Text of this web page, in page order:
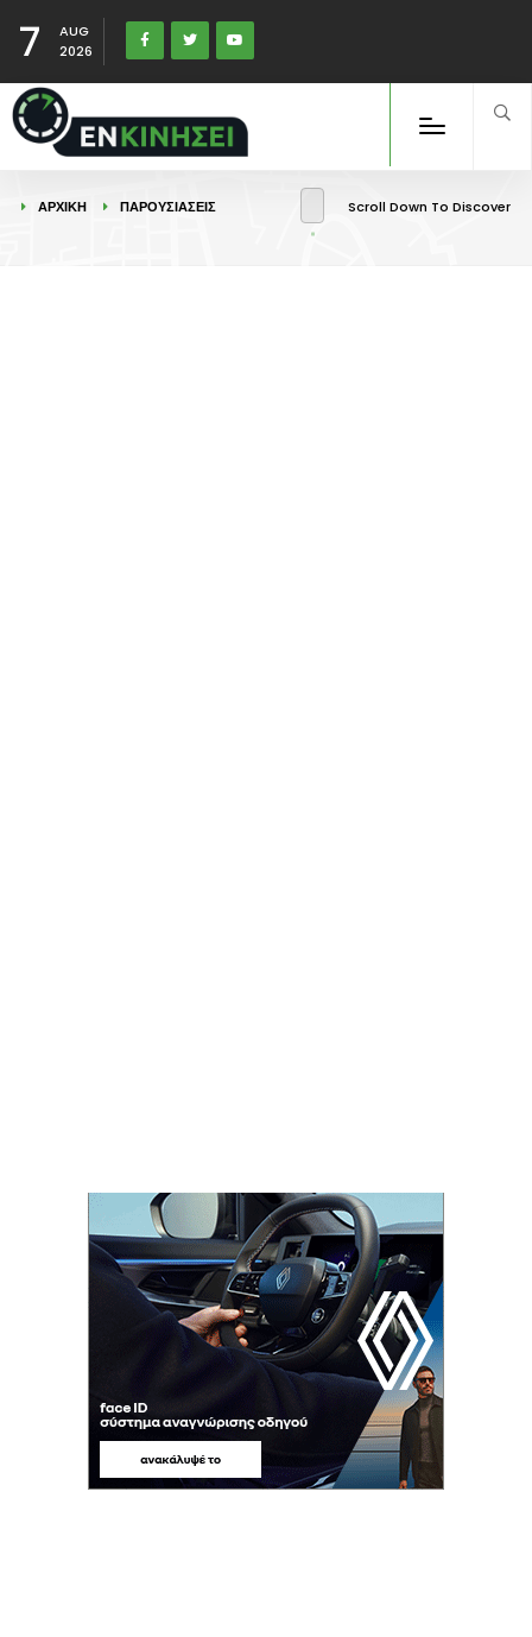
7
AUG
2026
ΑΡΧΙΚΉ ΠΑΡΟΥΣΙΑΣΕΙΣ Scroll Down To Discover